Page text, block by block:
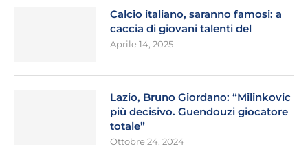
Calcio italiano, saranno famosi: a
caccia di giovani talenti del
Aprile 14, 2025
Lazio, Bruno Giordano: “Milinkovic
più decisivo. Guendouzi giocatore
totale”
Ottobre 24, 2024